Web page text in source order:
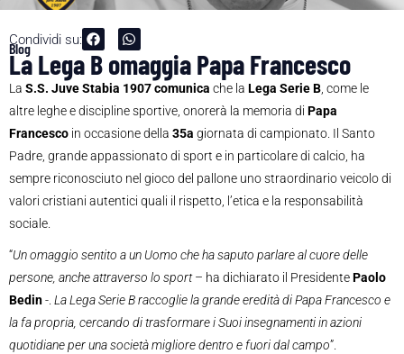
Condividi su:
Blog
La Lega B omaggia Papa Francesco
La S.S. Juve Stabia 1907 comunica che la Lega Serie B , come le
altre leghe e discipline sportive, onorerà la memoria di Papa
Francesco in occasione della 35a giornata di campionato. Il Santo
Padre, grande appassionato di sport e in particolare di calcio, ha
sempre riconosciuto nel gioco del pallone uno straordinario veicolo di
valori cristiani autentici quali il rispetto, l’etica e la responsabilità
sociale.
“Un omaggio sentito a un Uomo che ha saputo parlare al cuore delle
persone, anche attraverso lo sport– ha dichiarato il PresidentePaolo
Bedin-. La Lega Serie B raccoglie la grande eredità di Papa Francesco e
la fa propria, cercando di trasformare i Suoi insegnamenti in azioni
quotidiane per una società migliore dentro e fuori dal campo”.